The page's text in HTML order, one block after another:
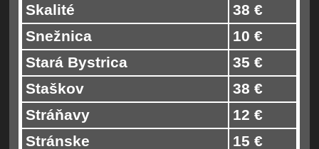
Skalité
38 €
Snežnica
10 €
Stará Bystrica
35 €
Staškov
38 €
Stráňavy
12 €
Stránske
15 €